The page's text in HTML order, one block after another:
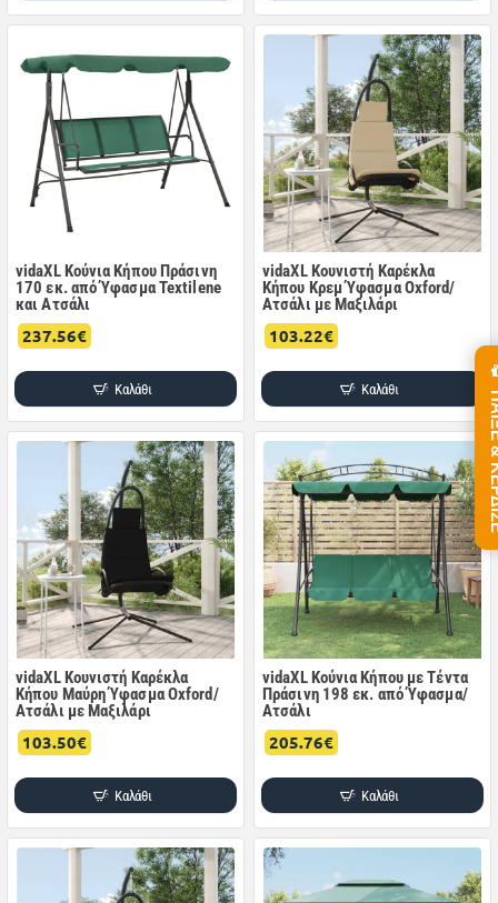
vidaXL Κούνια Κήπου Πράσινη
170 εκ. από Ύφασμα Textilene
και Ατσάλι
237.56€
Καλάθι
vidaXL Κουνιστή Καρέκλα
Κήπου Κρεμ Ύφασμα Oxford/
Ατσάλι με Μαξιλάρι
103.22€
Καλάθι
vidaXL Κουνιστή Καρέκλα
Κήπου Μαύρη Ύφασμα Oxford/
Ατσάλι με Μαξιλάρι
103.50€
Καλάθι
vidaXL Κούνια Κήπου με Τέντα
Πράσινη 198 εκ. από Ύφασμα/
Ατσάλι
205.76€
Καλάθι